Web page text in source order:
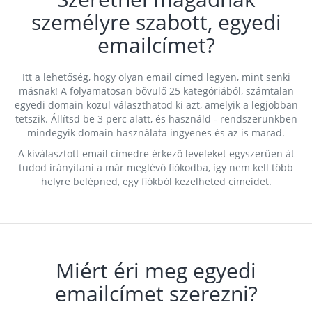
személyre szabott, egyedi
emailcímet?
Itt a lehetőség, hogy olyan email címed legyen, mint senki
másnak! A folyamatosan bővülő 25 kategóriából, számtalan
egyedi domain közül választhatod ki azt, amelyik a legjobban
tetszik. Állítsd be 3 perc alatt, és használd - rendszerünkben
mindegyik domain használata ingyenes és az is marad.
A kiválasztott email címedre érkező leveleket egyszerűen át
tudod irányítani a már meglévő fiókodba, így nem kell több
helyre belépned, egy fiókból kezelheted címeidet.
Miért éri meg egyedi
emailcímet szerezni?